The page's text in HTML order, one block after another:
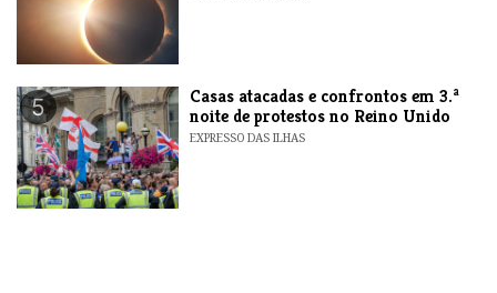
5
Casas atacadas e confrontos em 3.ª
noite de protestos no Reino Unido
EXPRESSO DAS ILHAS